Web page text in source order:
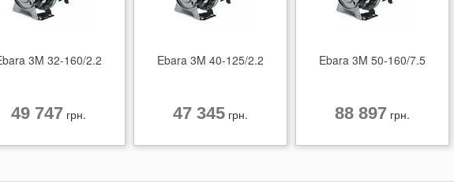
3M 32-160/2.2
49 747 грн.
Ebara 3M 40-125/2.2
47 345грн.
Ebara 3M 50-160/7.5
88 897 грн.